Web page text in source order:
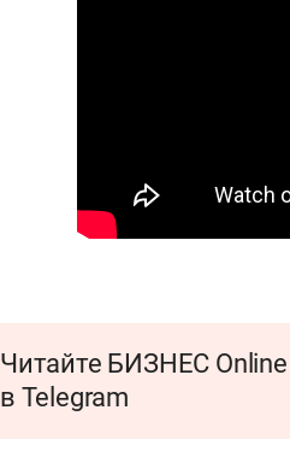
Читайте БИЗНЕС Online
в Telegram